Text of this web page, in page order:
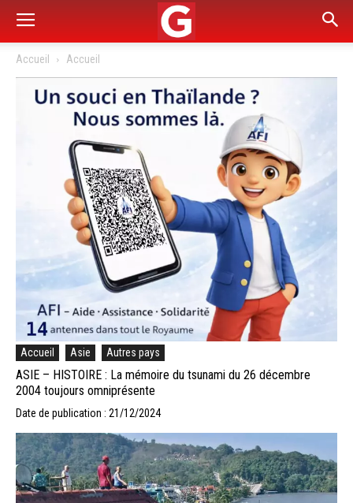
Accueil Accueil
Accueil Asie Autres pays
ASIE – HISTOIRE : La mémoire du tsunami du 26 décembre
2004 toujours omniprésente
Date de publication : 21/12/2024